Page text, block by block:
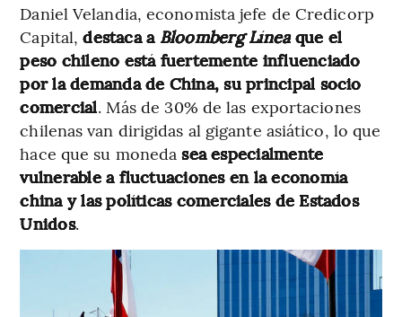
Daniel Velandia, economista jefe de Credicorp
Capital,destaca a Bloomberg Líneaque el
peso chileno está fuertemente influenciado
por la demanda de China, su principal socio
comercial. Más de 30% de las exportaciones
chilenas van dirigidas al gigante asiático, lo que
hace que su monedasea especialmente
vulnerable a fluctuaciones en la economía
china y las políticas comerciales de Estados
Unidos.